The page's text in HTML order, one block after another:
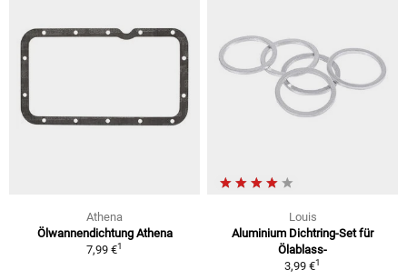
Athena
Ölwannendichtung Athena
7,99 €1
Louis
Aluminium Dichtring-Set für
Ölablass-
3,99 €1